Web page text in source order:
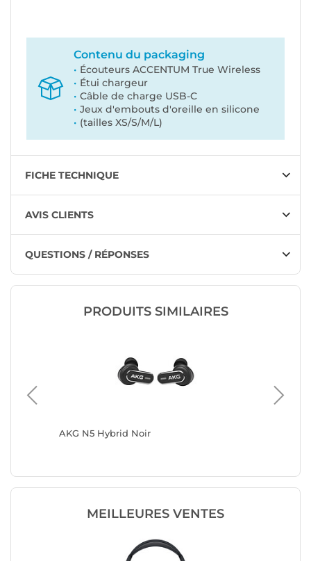
Contenu du packaging
Écouteurs ACCENTUM True Wireless
Étui chargeur
Câble de charge USB-C
Jeux d'embouts d'oreille en silicone
(tailles XS/S/M/L)
FICHE TECHNIQUE
AVIS CLIENTS
QUESTIONS / RÉPONSES
PRODUITS SIMILAIRES
AKG N5 Hybrid Noir
MEILLEURES VENTES